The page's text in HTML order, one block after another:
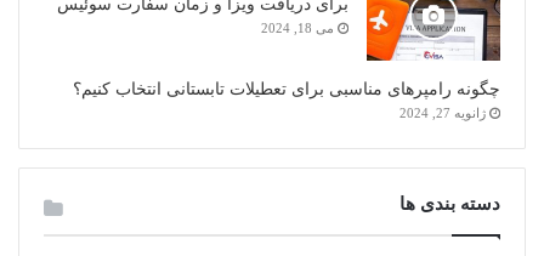
برای دریافت ویزا و زمان سفارت سوئیس
می 18, 2024
چگونه رامپرهای مناسبی برای تعطیلات تابستانی انتخاب کنیم؟
ژانویه 27, 2024
دسته بندی ها